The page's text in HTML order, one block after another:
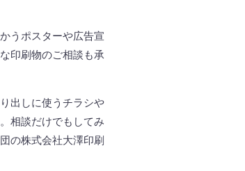
うポスターや広告宣
印刷物のご相談も承
出しに使うチラシや
相談だけでもしてみ
の株式会社大澤印刷